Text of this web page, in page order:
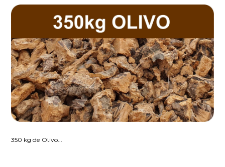
350 kg de Olivo...